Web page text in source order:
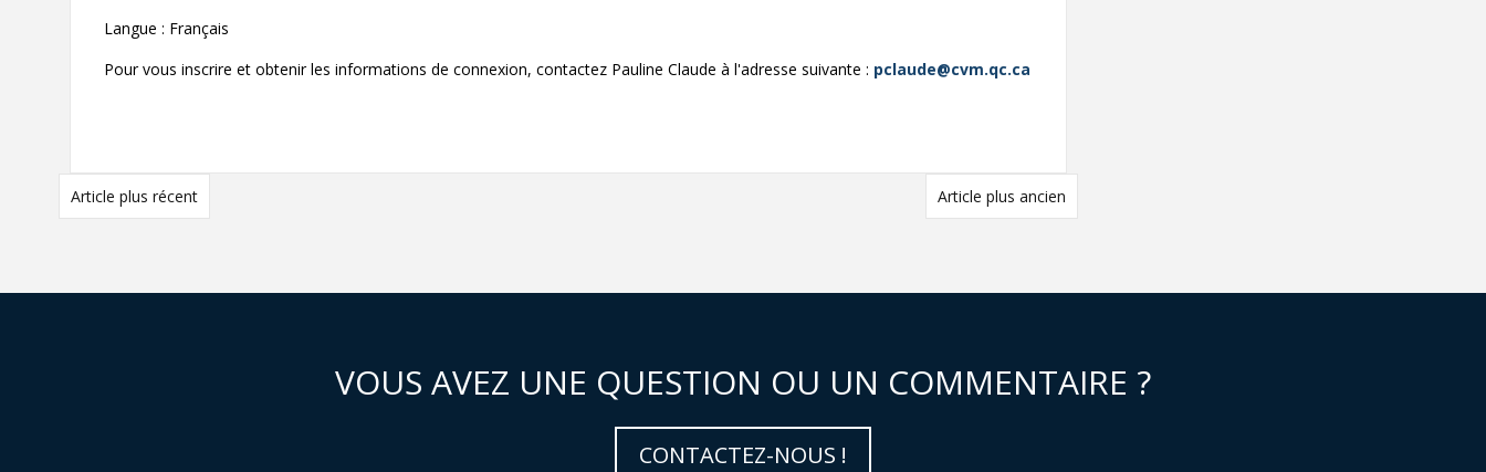
Langue : Français
Pour vous inscrire et obtenir les informations de connexion, contactez Pauline Claude à l'adresse suivante : pclaude@cvm.qc.ca
Article plus ancien
Article plus récent
VOUS AVEZ UNE QUESTION OU UN COMMENTAIRE ?
CONTACTEZ-NOUS !